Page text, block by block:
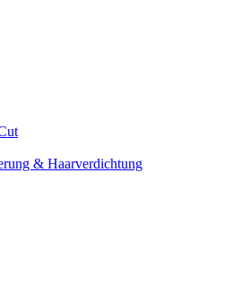
& Haarverdichtung